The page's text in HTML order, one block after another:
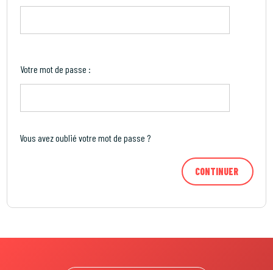
Votre mot de passe :
Vous avez oublié votre mot de passe ?